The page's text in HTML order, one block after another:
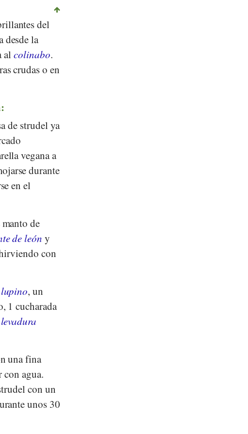
del
desde la
alcolinabo.
crudas o en
de strudel ya
vegana a
durante
en el
de
de león y
con
, un
1 cucharada
una fina
con agua.
con un
unos 30